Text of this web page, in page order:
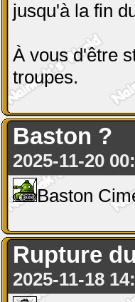
jusqu'à la fin
À vous d'être
troupes.
Baston ?
2025-11-20
Baston
Rupture
2025-11-18